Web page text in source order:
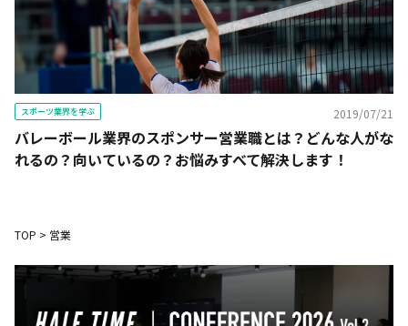
スポーツ業界を学ぶ 2019/07/21
バレーボール業界のスポンサー営業職とは？どんな人がな
れるの？向いているの？お悩みすべて解決します！
TOP > 営業